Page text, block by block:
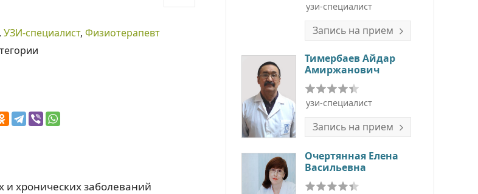
УЗИ-специалист, Физиотерапевт
хронических заболеваний
узи-специалист
Запись на прием
Тимербаев Айдар
Амиржанович
узи-специалист
Запись на прием
Очертянная Елена
Васильевна